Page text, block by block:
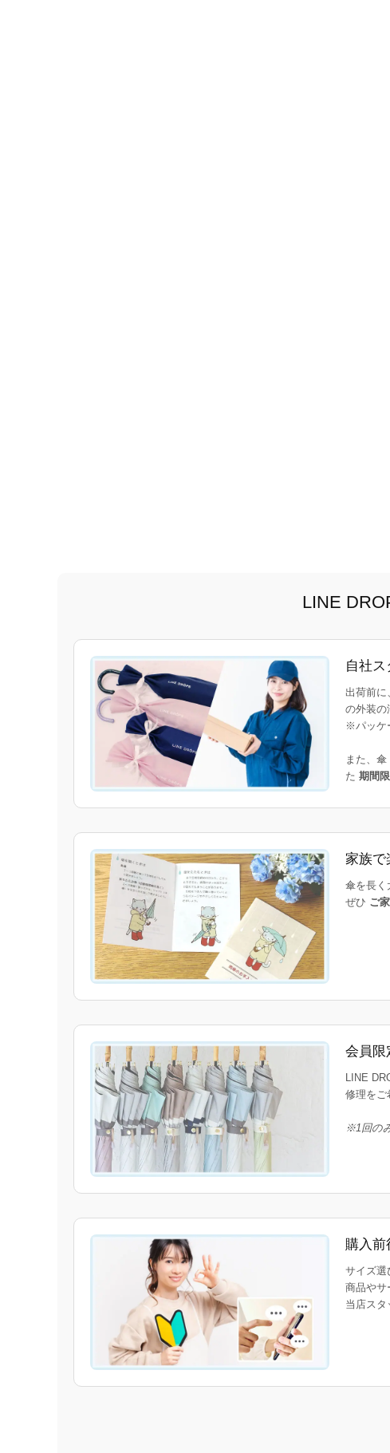
LINE
自社
出荷前に
の外装の
※パッケ
また、
た 期間
家族で
傘を長く
ぜひ ご
会員限
LINE
修理をご
※1回の
購入前
サイズ選
商品やサ
当店スタ